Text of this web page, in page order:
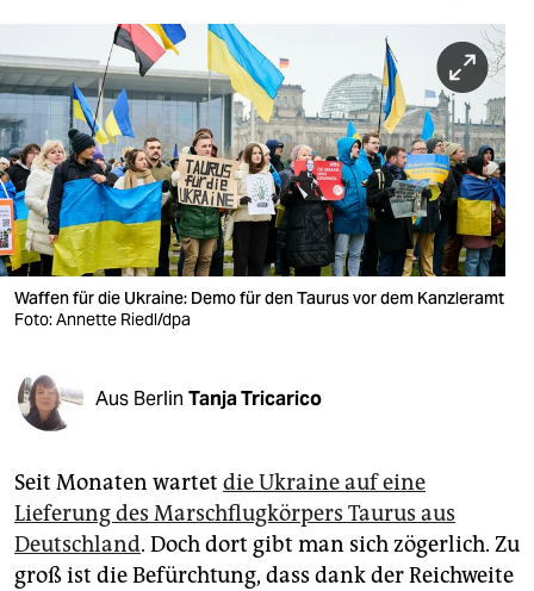
berlin
nord
wahrheit
verlag
verlag
veranstaltungen
shop
fragen & hilfe
abo
genossenschaft
Waffen für die Ukraine: Demo für den Taurus vor dem Kanzleramt
Foto: Annette Riedl/dpa
Aus Berlin Tanja Tricarico
Seit Monaten wartet die Ukraine auf eine
Lieferung des Marschflugkörpers Taurus aus
Deutschland. Doch dort gibt man sich zögerlich. Zu
groß ist die Befürchtung, dass dank der Reichweite